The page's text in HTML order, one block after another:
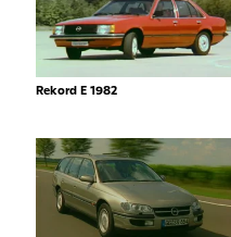
Rekord E 1982